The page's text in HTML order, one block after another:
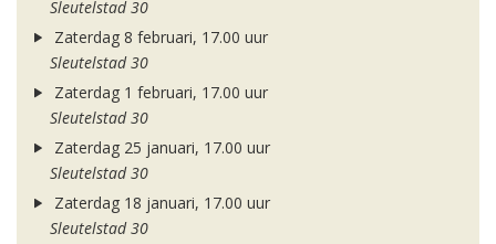
Sleutelstad 30
Zaterdag 8 februari, 17.00 uur
Sleutelstad 30
Zaterdag 1 februari, 17.00 uur
Sleutelstad 30
Zaterdag 25 januari, 17.00 uur
Sleutelstad 30
Zaterdag 18 januari, 17.00 uur
Sleutelstad 30